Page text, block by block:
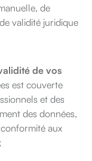
de
validité juridique
de vos
est couverte
et des
des données,
aux